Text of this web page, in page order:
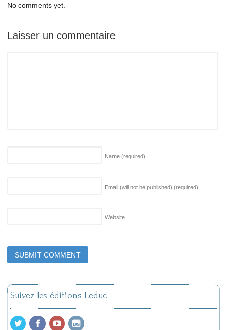
No comments yet.
Laisser un commentaire
Name (required)
Email (will not be published) (required)
Website
Suivez les éditions Leduc